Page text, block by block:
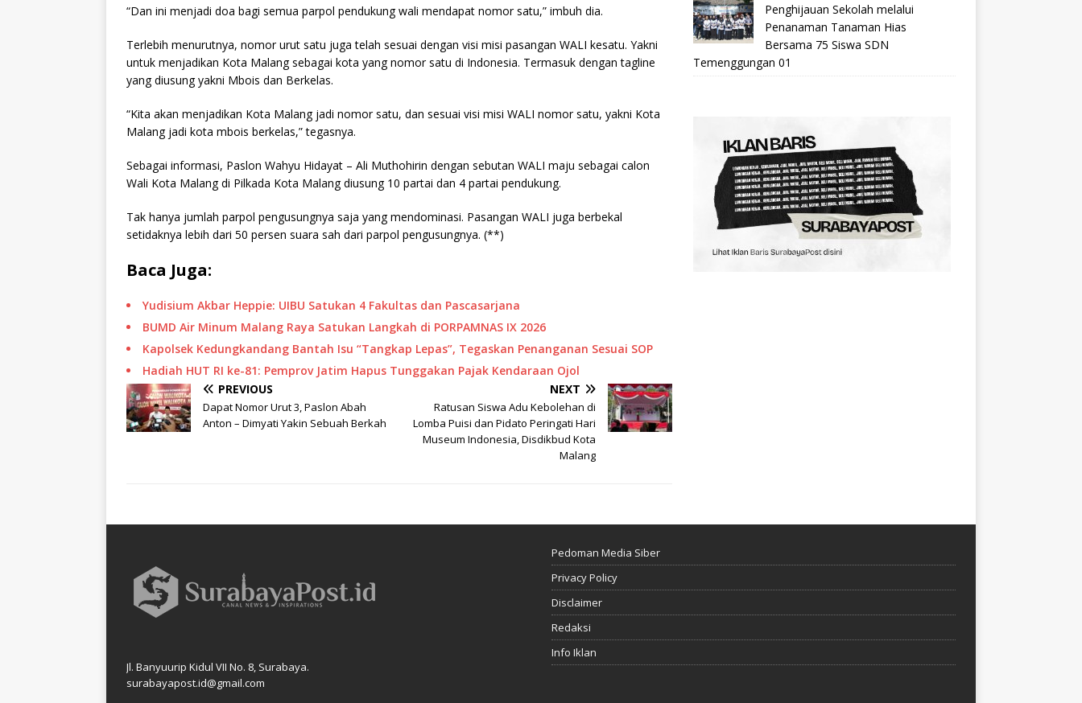
“Dan ini menjadi doa bagi semua parpol pendukung wali mendapat nomor satu,” imbuh dia.
Terlebih menurutnya, nomor urut satu juga telah sesuai dengan visi misi pasangan WALI kesatu. Yakni
untuk menjadikan Kota Malang sebagai kota yang nomor satu di Indonesia. Termasuk dengan tagline
yang diusung yakni Mbois dan Berkelas.
“Kita akan menjadikan Kota Malang jadi nomor satu, dan sesuai visi misi WALI nomor satu, yakni Kota
Malang jadi kota mbois berkelas,” tegasnya.
Sebagai informasi, Paslon Wahyu Hidayat – Ali Muthohirin dengan sebutan WALI maju sebagai calon
Wali Kota Malang di Pilkada Kota Malang diusung 10 partai dan 4 partai pendukung.
Tak hanya jumlah parpol pengusungnya saja yang mendominasi. Pasangan WALI juga berbekal
setidaknya lebih dari 50 persen suara sah dari parpol pengusungnya. (**)
Baca Juga:
Yudisium Akbar Heppie: UIBU Satukan 4 Fakultas dan Pascasarjana
BUMD Air Minum Malang Raya Satukan Langkah di PORPAMNAS IX 2026
Kapolsek Kedungkandang Bantah Isu “Tangkap Lepas”, Tegaskan Penanganan Sesuai SOP
Hadiah HUT RI ke-81: Pemprov Jatim Hapus Tunggakan Pajak Kendaraan Ojol
PREVIOUS
Dapat Nomor Urut 3, Paslon Abah
Anton – Dimyati Yakin Sebuah Berkah
NEXT
Ratusan Siswa Adu Kebolehan di
Lomba Puisi dan Pidato Peringati Hari
Museum Indonesia, Disdikbud Kota
Malang
Penghijauan Sekolah melalui
Penanaman Tanaman Hias
Bersama 75 Siswa SDN
Temenggungan 01
Jl. Banyuurip Kidul VII No. 8, Surabaya.
surabayapost.id@gmail.com
Pedoman Media Siber
Privacy Policy
Disclaimer
Redaksi
Info Iklan